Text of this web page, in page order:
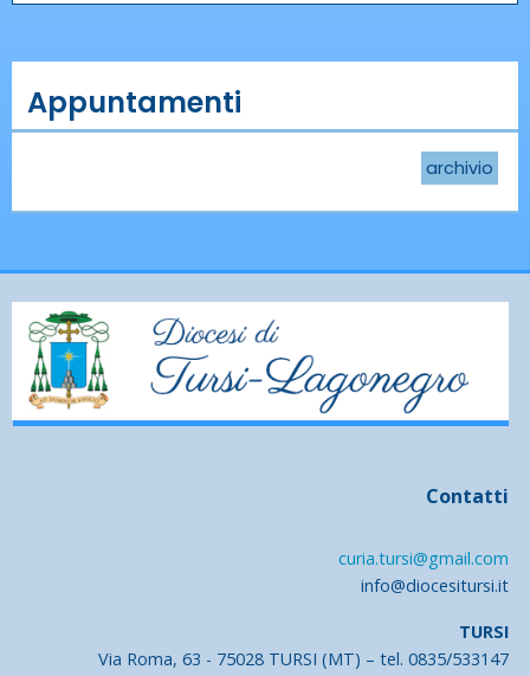
Appuntamenti
archivio
Contatti
curia.tursi@gmail.com
info@diocesitursi.it
TURSI
Via Roma, 63 - 75028 TURSI (MT) – tel. 0835/533147